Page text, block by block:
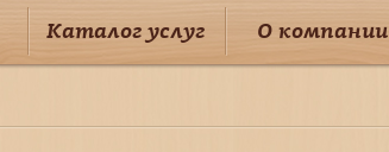
Каталог услуг О компании